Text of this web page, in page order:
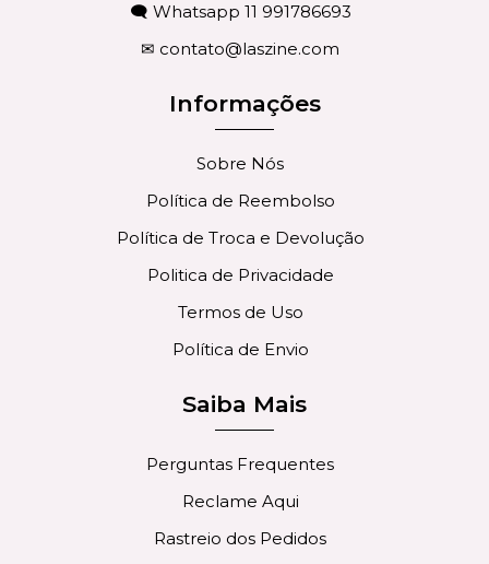
🗨 Whatsapp 11 991786693
✉ contato@laszine.com
Informações
Sobre Nós
Política de Reembolso
Política de Troca e Devolução
Politica de Privacidade
Termos de Uso
Política de Envio
Saiba Mais
Perguntas Frequentes
Reclame Aqui
Rastreio dos Pedidos